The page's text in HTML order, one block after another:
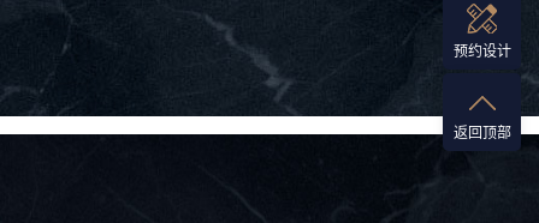
预约设计
返回顶部